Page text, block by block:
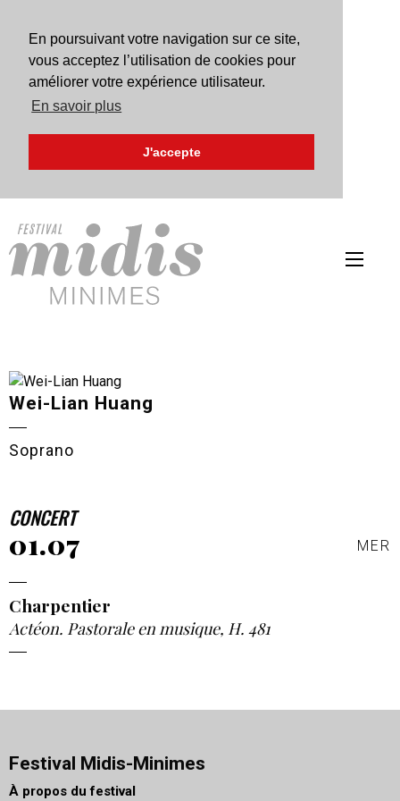
En poursuivant votre navigation sur ce site,
vous acceptez l’utilisation de cookies pour
améliorer votre expérience utilisateur.
En savoir plus
J'accepte
Wei-Lian Huang
Soprano
CONCERT
01.07 MER
Charpentier
Actéon. Pastorale en musique, H. 481
Festival Midis-Minimes
À propos du festival